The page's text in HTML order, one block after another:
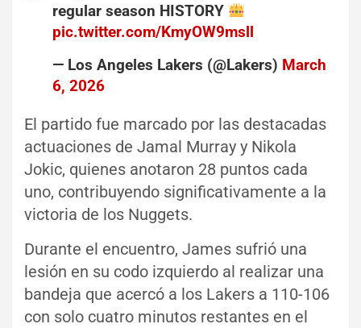
regular season HISTORY
pic.twitter.com/KmyOW9msll
— Los Angeles Lakers (@Lakers) March
6, 2026
El partido fue marcado por las destacadas
actuaciones de Jamal Murray y Nikola
Jokic, quienes anotaron 28 puntos cada
uno, contribuyendo significativamente a la
victoria de los Nuggets.
Durante el encuentro, James sufrió una
lesión en su codo izquierdo al realizar una
bandeja que acercó a los Lakers a 110-106
con solo cuatro minutos restantes en el